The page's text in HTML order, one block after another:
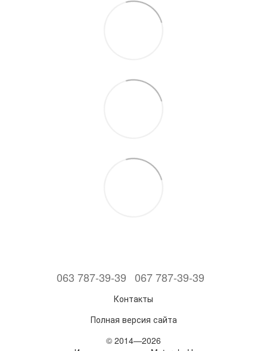
063 787-39-39 067 787-39-39
Контакты
Полная версия сайта
© 2014—2026